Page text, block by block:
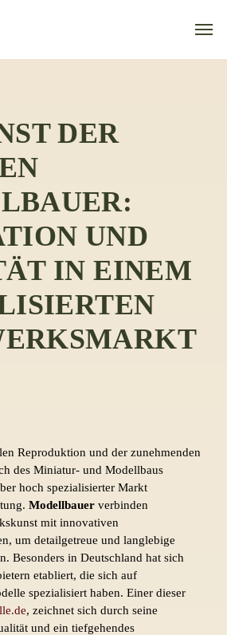
Menu
DER
UND
IN EINEM
Reproduktion und der zunehmenden
des Miniatur- und Modellbaus
hoch spezialisierter Markt
Modellbauerverbinden
mit innovativen
um detailgetreue und langlebige
Besonders in Deutschland hat sich
etabliert, die sich auf
spezialisiert haben. Einer dieser
, zeichnet sich durch seine
und ein tiefgehendes